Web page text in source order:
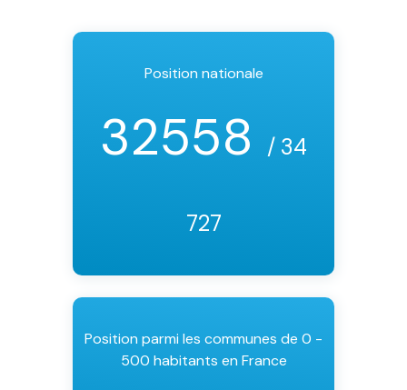
Position nationale
32558 / 34
727
Position parmi les communes de 0 -
500 habitants en France